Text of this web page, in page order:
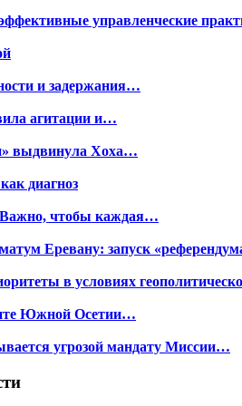
управленческие
и задержания…
агитации и…
выдвинула Хоха…
диагноз
чтобы каждая…
Еревану: запуск
в условиях
Южной Осетии…
угрозой мандату Миссии…